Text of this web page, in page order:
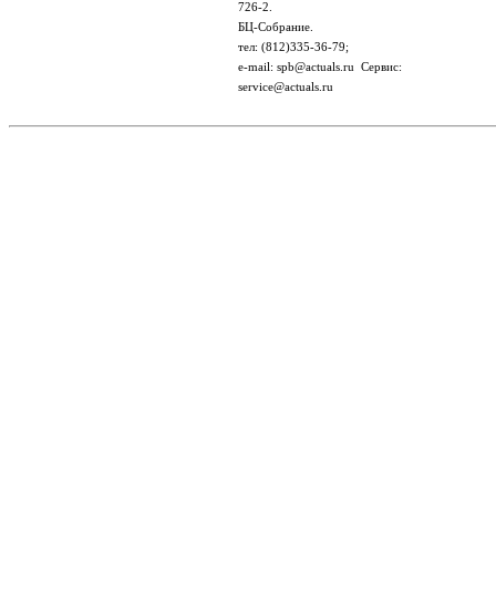
726-2.
БЦ-Собрание.
тел: (812)335-36-79;
e-mail: spb@actuals.ru Сервис:
service@actuals.ru